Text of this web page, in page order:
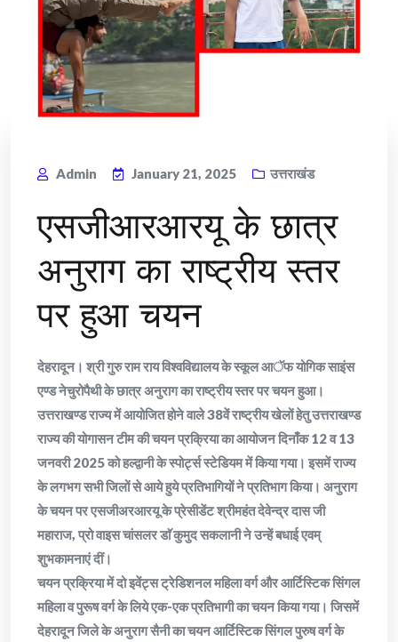
Admin January 21, 2025 उत्तराखंड
एसजीआरआरयू के छात्र
अनुराग का राष्ट्रीय स्तर
पर हुआ चयन
देहरादून। श्री गुरु राम राय विश्वविद्यालय के स्कूल आॅफ योगिक साइंस
एण्ड नेचुरोपैथी के छात्र अनुराग का राष्ट्रीय स्तर पर चयन हुआ।
उत्तराखण्ड राज्य में आयोजित होने वाले 38वें राष्ट्रीय खेलों हेतु उत्तराखण्ड
राज्य की योगासन टीम की चयन प्रक्रिया का आयोजन दिनाँक 12 व 13
जनवरी 2025 को हल्द्वानी के स्पोर्ट्स स्टेडियम में किया गया। इसमें राज्य
के लगभग सभी जिलों से आये हुये प्रतिभागियों ने प्रतिभाग किया। अनुराग
के चयन पर एसजीअरआरयू के प्रेसीडेंट श्रीमहंत देवेन्द्र दास जी
महाराज, प्रो वाइस चांसलर डाॅ कुमुद सकलानी ने उन्हें बधाई एवम्
शुभकामनाएं दीं।
चयन प्रक्रिया में दो इवेंट्स ट्रेडिशनल महिला वर्ग और आर्टिस्टिक सिंगल
महिला व पुरूष वर्ग के लिये एक-एक प्रतिभागी का चयन किया गया। जिसमें
देहरादून जिले के अनुराग सैनी का चयन आर्टिस्टिक सिंगल पुरुष वर्ग के